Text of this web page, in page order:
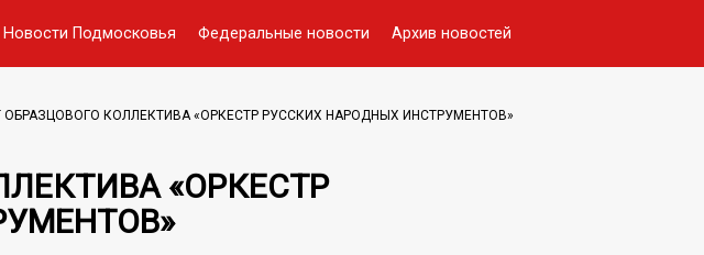
Новости Подмосковья Федеральные новости Архив новостей
ОБРАЗЦОВОГО КОЛЛЕКТИВА «ОРКЕСТР РУССКИХ НАРОДНЫХ ИНСТРУМЕНТОВ»
«ОРКЕСТР